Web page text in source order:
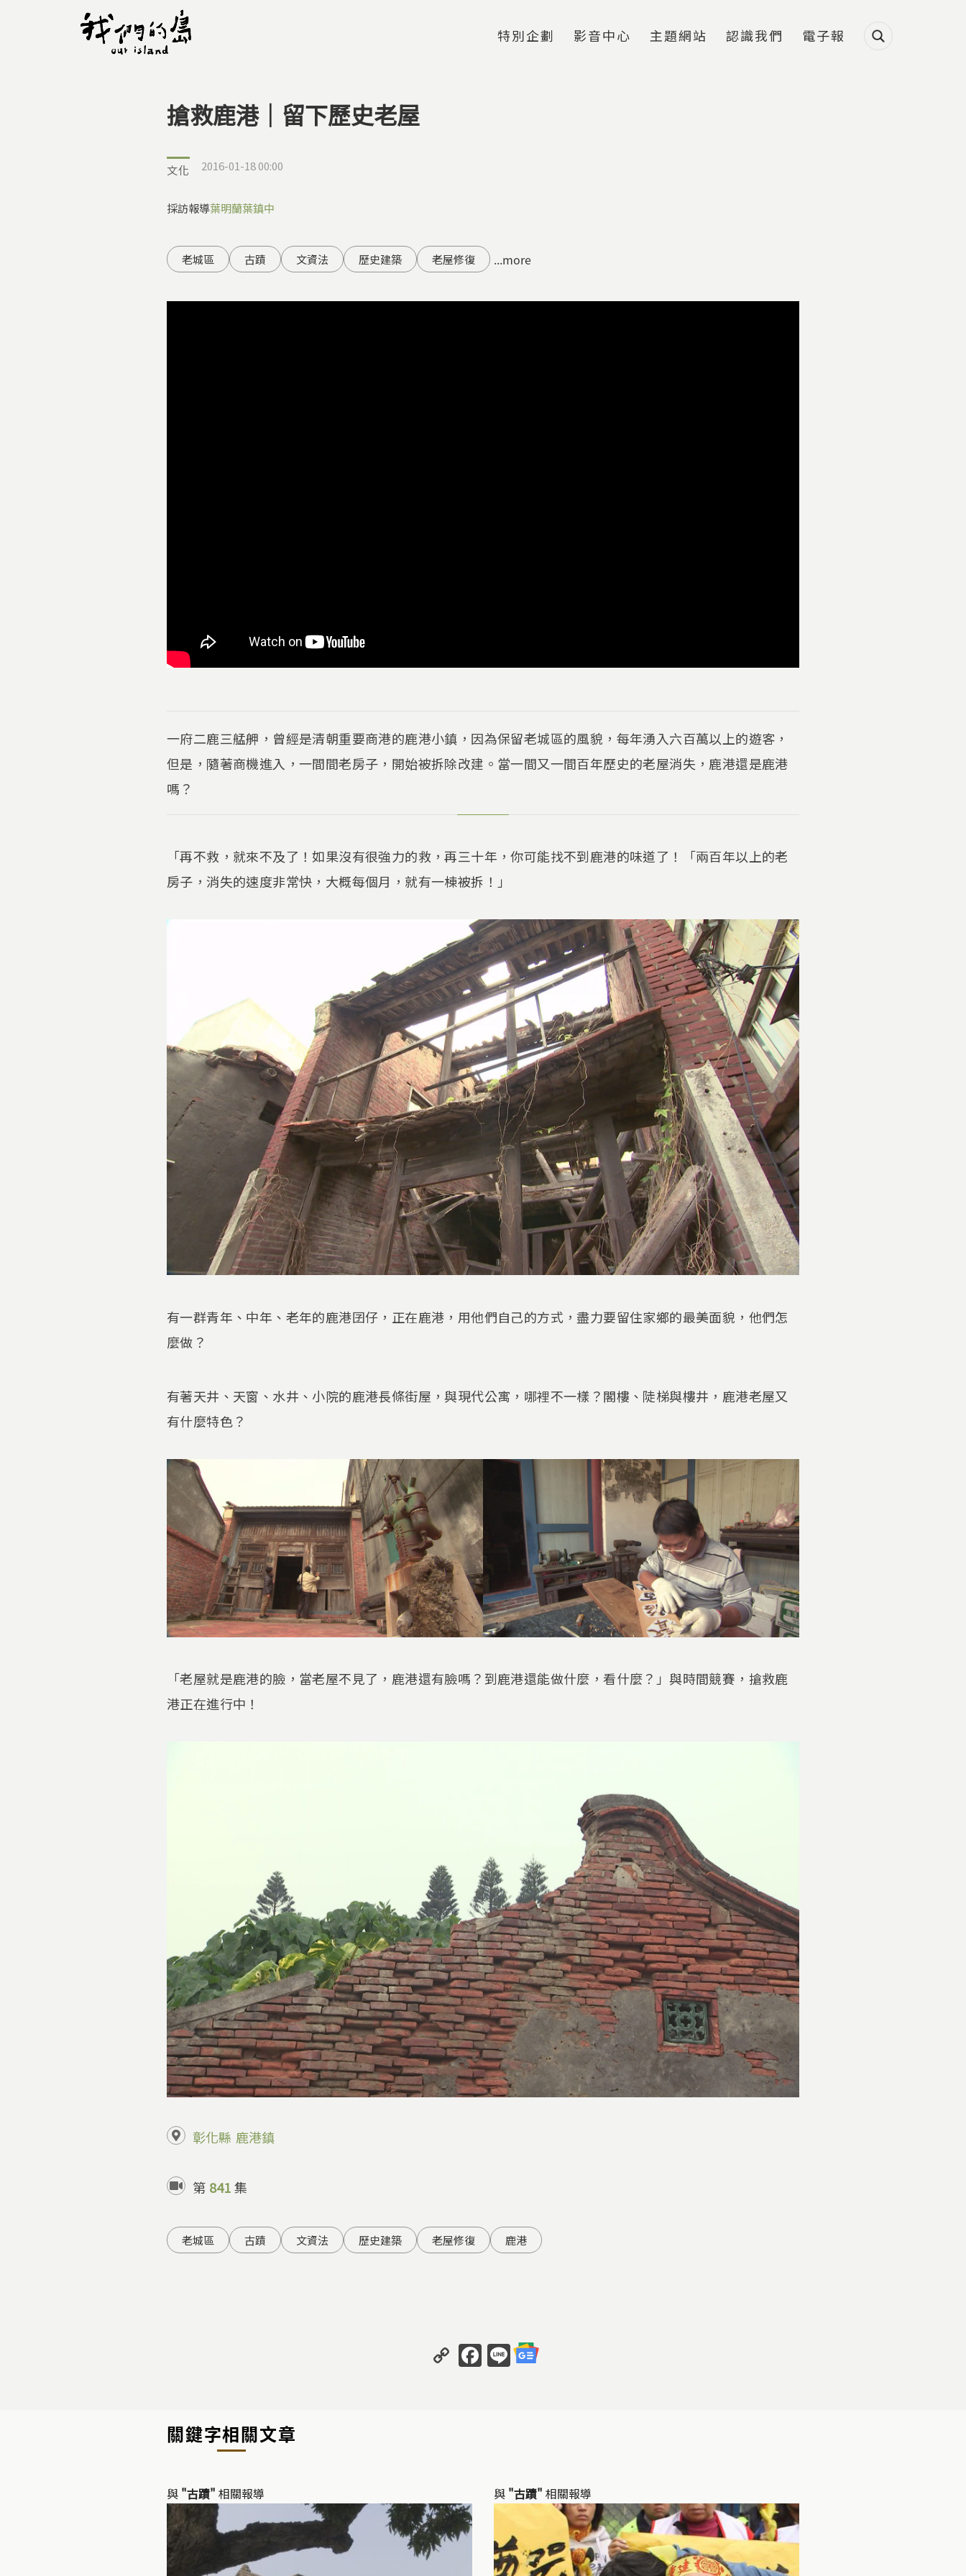
特別企劃 影音中心 主題網站 認識我們 電子報
您在這裡
搶救鹿港｜留下歷史老屋
文化 2016-01-18 00:00
採訪報導葉明蘭葉鎮中
老城區 古蹟 文資法 歷史建築 老屋修復 ...more
一府二鹿三艋舺，曾經是清朝重要商港的鹿港小鎮，因為保留老城區的風貌，每年湧入六百萬以上的遊客，
但是，隨著商機進入，一間間老房子，開始被拆除改建。當一間又一間百年歷史的老屋消失，鹿港還是鹿港
嗎？
「再不救，就來不及了！如果沒有很強力的救，再三十年，你可能找不到鹿港的味道了！「兩百年以上的老
房子，消失的速度非常快，大概每個月，就有一棟被拆！」
有一群青年、中年、老年的鹿港囝仔，正在鹿港，用他們自己的方式，盡力要留住家鄉的最美面貌，他們怎
麼做？
有著天井、天窗、水井、小院的鹿港長條街屋，與現代公寓，哪裡不一樣？閣樓、陡梯與樓井，鹿港老屋又
有什麼特色？
「老屋就是鹿港的臉，當老屋不見了，鹿港還有臉嗎？到鹿港還能做什麼，看什麼？」與時間競賽，搶救鹿
港正在進行中！
彰化縣 鹿港鎮
第 841集
老城區 古蹟 文資法 歷史建築 老屋修復 鹿港
Copy
Link
Facebook
Line
關鍵字相關文章
與 "古蹟" 相關報導 與 "古蹟" 相關報導